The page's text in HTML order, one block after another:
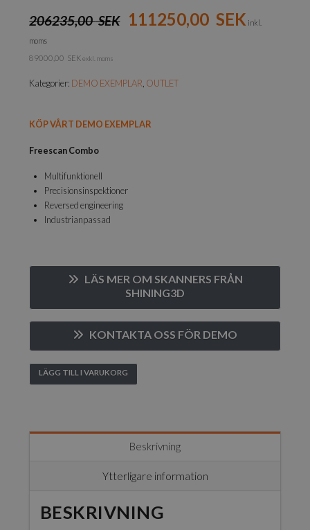
206235,00SEK 111250,00 SEK inkl.
moms
89000,00 SEK exkl. moms
Kategorier: DEMO EXEMPLAR OUTLET
KÖP VÅRT DEMO EXEMPLAR
Freescan Combo
Multifunktionell
Precisionsinspektioner
Reversed engineering
Industrianpassad
LÄS MER OM SKANNERS FRÅN
SHINING3D
KONTAKTA OSS FÖR DEMO
LÄGG TILL I VARUKORG
Beskrivning
Ytterligare information
BESKRIVNING